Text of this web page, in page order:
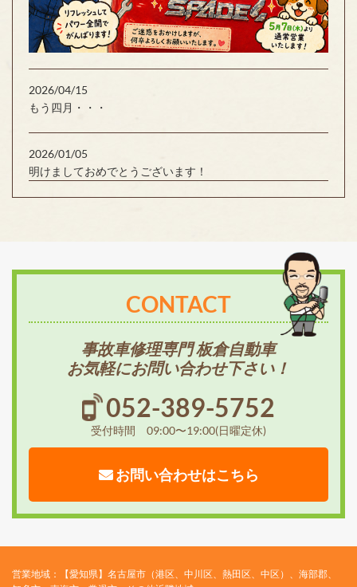
2026/04/15
もう四月・・・
2026/01/05
明けましておめでとうございます！
CONTACT
事故車修理専門 板倉自動車
お気軽にお問い合わせ下さい！
052-389-5752
受付時間 09:00〜19:00(日曜定休)
お問い合わせはこちら
営業地域：【愛知県】名古屋市（港区、中川区、熱田区、中区）、海部郡、